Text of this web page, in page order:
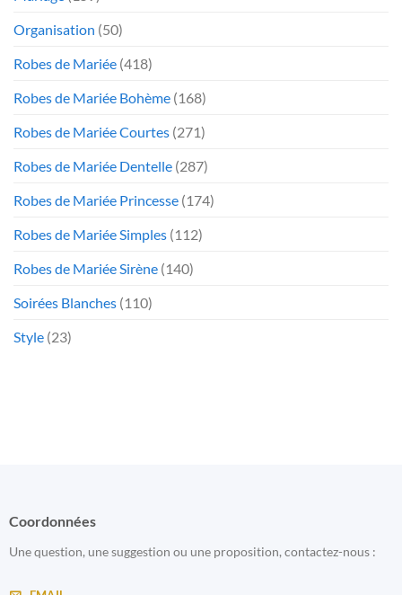
Organisation (50)
Robes de Mariée (418)
Robes de Mariée Bohème (168)
Robes de Mariée Courtes (271)
Robes de Mariée Dentelle (287)
Robes de Mariée Princesse (174)
Robes de Mariée Simples (112)
Robes de Mariée Sirène (140)
Soirées Blanches (110)
Style (23)
Coordonnées
Une question, une suggestion ou une proposition, contactez-nous :